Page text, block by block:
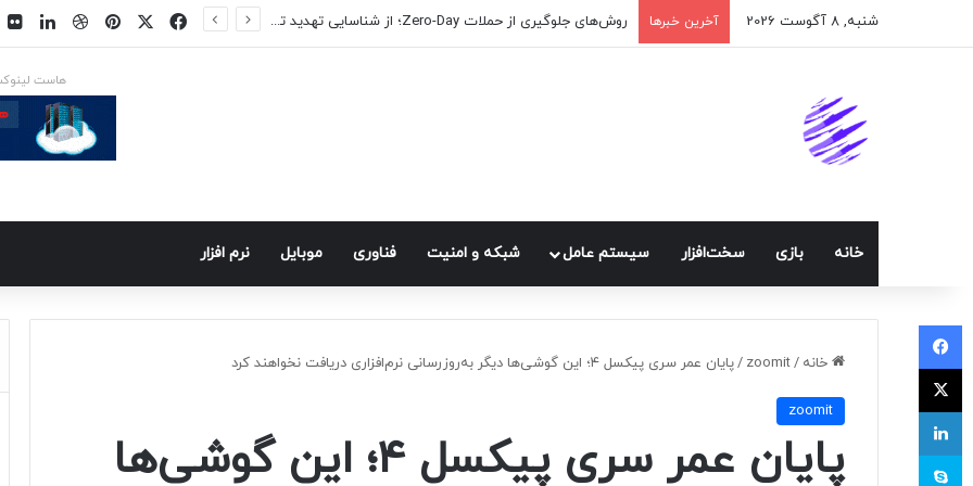
شنبه, 8 آگوست 2026 آخرین خبرها روش‌های جلوگیری از حملات Zero-Day؛ از شناسایی تهدید تا کاهش ریسک فیسبوک
ایکس پینتریستدریبببل
هاست
خانه بازی سخت‌افزار سيستم عامل شبكه و امنيت فناوری موبايل نرم افزار
خانه /
zoomit
/پایان عمر سری پیکسل ۴؛ این گوشی‌ها دیگر به‌روزرسانی نرم‌افزاری دریافت نخواهند کرد
zoomit
پایان عمر سری پیکسل ۴؛ این گوشی‌ها
فیسبوک